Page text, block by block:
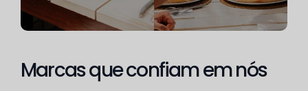
Marcas que confiam em nós